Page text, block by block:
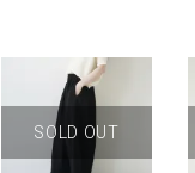
SOLD OUT